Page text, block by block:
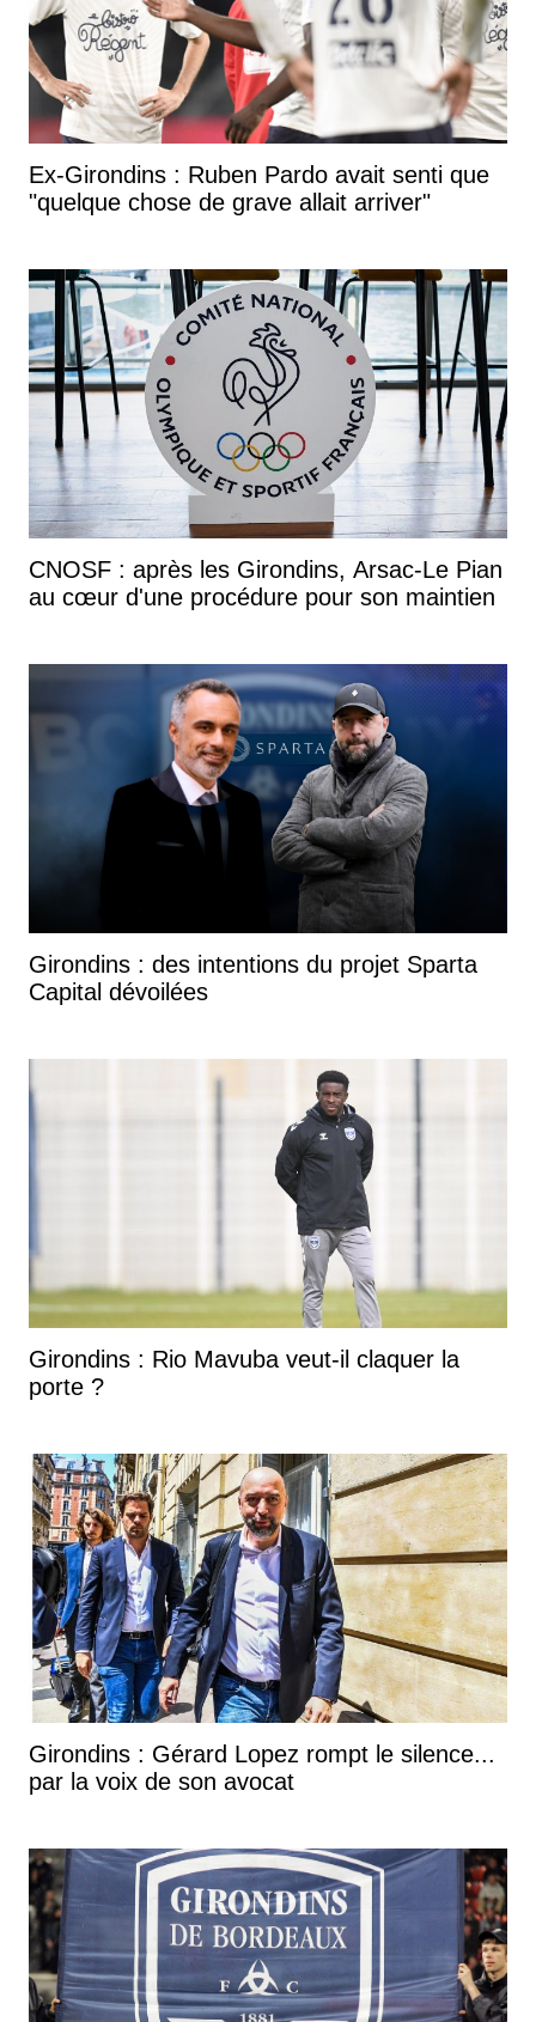
Ex-Girondins : Ruben Pardo avait senti que
"quelque chose de grave allait arriver"
CNOSF : après les Girondins, Arsac-Le Pian
au cœur d'une procédure pour son maintien
Girondins : des intentions du projet Sparta
Capital dévoilées
Girondins : Rio Mavuba veut-il claquer la
porte ?
Girondins : Gérard Lopez rompt le silence...
par la voix de son avocat